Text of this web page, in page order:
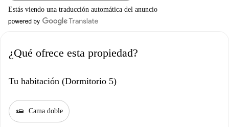
Estás viendo una traducción automática del anuncio
¿Qué ofrece esta propiedad?
Tu habitación (Dormitorio 5)
airline_seat_flat Cama doble